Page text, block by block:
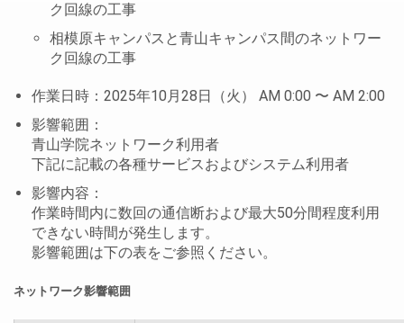
ク回線の工事
相模原キャンパスと青山キャンパス間のネットワー
ク回線の工事
作業日時：2025年10月28日（火） AM 0:00 〜 AM 2:00
影響範囲：
青山学院ネットワーク利用者
下記に記載の各種サービスおよびシステム利用者
影響内容：
作業時間内に数回の通信断および最大50分間程度利用
できない時間が発生します。
影響範囲は下の表をご参照ください。
ネットワーク影響範囲